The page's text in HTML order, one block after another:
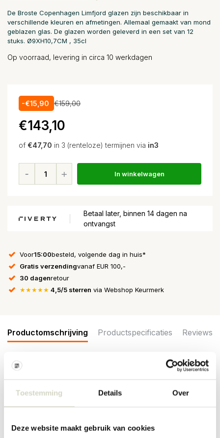
Toestemming Details Over
Deze website maakt gebruik van cookies
De Broste Copenhagen Limfjord glazen zijn beschikbaar in
verschillende kleuren en afmetingen. Allemaal gemaakt van mond
geblazen glas. De glazen worden geleverd in een set van 12
stuks. Ø9XH10,7CM , 35cl
Op voorraad, levering in circa 10 werkdagen
-€15,90 €159,00
€143,10
of €47,70 in 3 (renteloze) termijnen via in3
In winkelwagen
Betaal later, binnen 14 dagen na
ontvangst
Voor15:00besteld, volgende dag in huis*
Gratis verzendingvanaf EUR 100,-
30 dagenretour
★★★★★ 4,5/5 sterren via Webshop Keurmerk
Productomschrijving Productspecificaties Reviews
De Broste Copenhagen Limfjord glazen zijn beschikbaar in
geblazen glas. De glazen worden geleverd in een set van 12
Materiaal: mond geblazen glas